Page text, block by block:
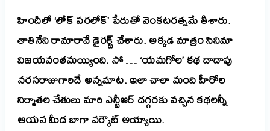
హిందీలో ‘లోక్ పరలోక్’ పేరుతో వెంకటరత్నమే తీశారు.
తాతినేని రామారావే డైరక్ట్ చేశారు. అక్కడ మాత్రం సినిమా
విజయవంతమయ్యింది. సో … ‘యమగోల’ కథ దాదాపు
నరసరాజుగారిదే అన్నమాట. ఇలా చాలా మంది హీరోల
నిర్మాతల చేతులు మారి ఎన్టీఆర్ దగ్గరకు వచ్చిన కథలన్నీ
ఆయన మీద బాగా వర్కౌట్ అయ్యాయి.